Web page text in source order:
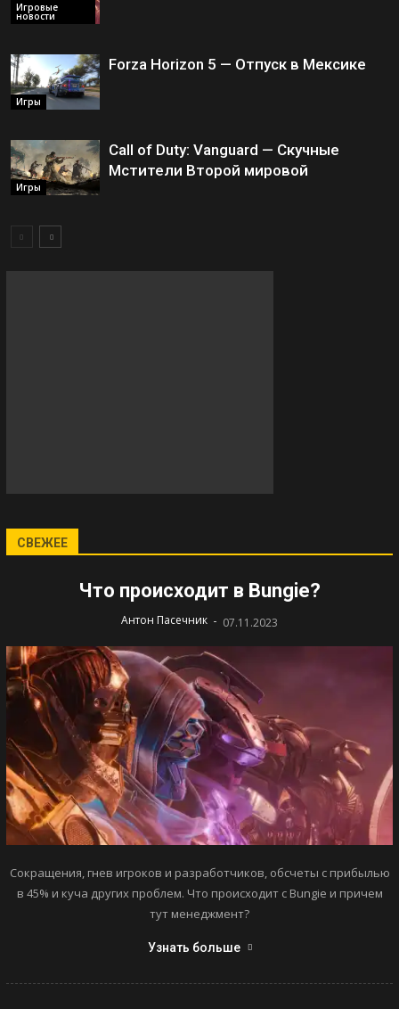
Игровые
новости
Игры
Forza Horizon 5 — Отпуск в Мексике
Игры
Call of Duty: Vanguard — Скучные
Мстители Второй мировой
СВЕЖЕЕ
Что происходит в Bungie?
Антон Пасечник - 07.11.2023
Сокращения, гнев игроков и разработчиков, обсчеты с прибылью
в 45% и куча других проблем. Что происходит с Bungie и причем
тут менеджмент?
Узнать больше